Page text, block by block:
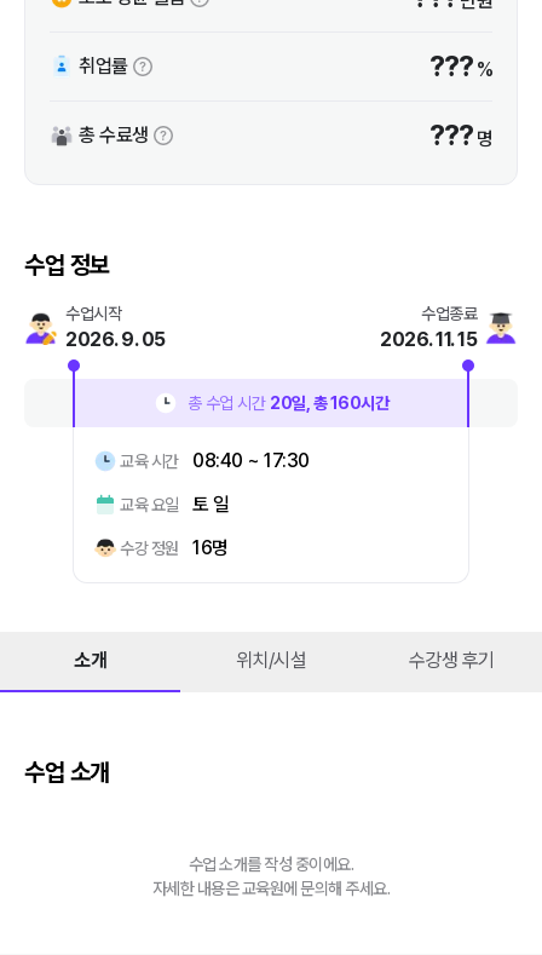
취업률 ??? %
총 수료생 ??? 명
수업 정보
수업시작
2026. 9. 05
수업종료
2026. 11. 15
총 수업 시간 20일, 총160시간
교육 시간 08:40 ~ 17:30
교육 요일 토 일
수강 정원 16명
소개 위치/시설 수강생 후기
수업 소개
수업 소개를 작성 중이에요.
자세한 내용은 교육원에 문의해 주세요.